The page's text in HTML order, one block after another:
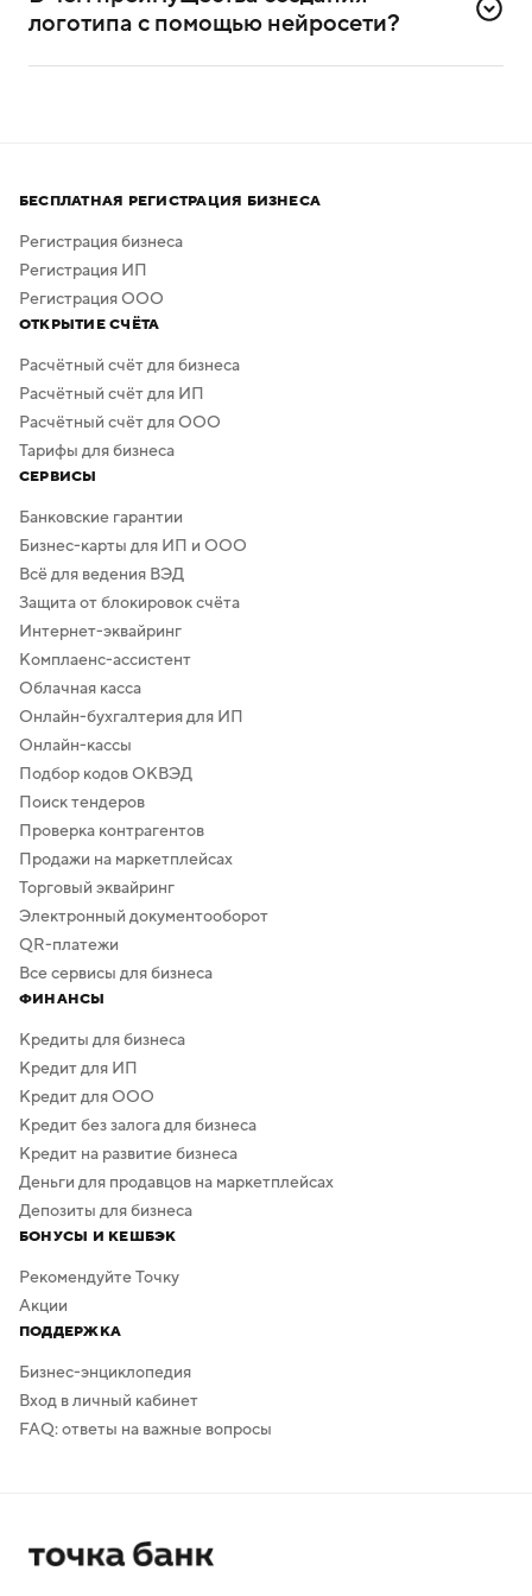
самостоятельного создания логотипов.
логотипа с помощью нейросети?
а скачать результат можно бесплатно в высоком
качестве. Дополнительная обработка не нужна —
в сервисе предусмотрено скачивание логотипа без
фона.
БЕСПЛАТНАЯ РЕГИСТРАЦИЯ БИЗНЕСА
Регистрация бизнеса
Регистрация ИП
Регистрация ООО
ОТКРЫТИЕ СЧЁТА
Расчётный счёт для бизнеса
Расчётный счёт для ИП
Расчётный счёт для ООО
Тарифы для бизнеса
СЕРВИСЫ
Банковские гарантии
Бизнес-карты для ИП и ООО
Всё для ведения ВЭД
Защита от блокировок счёта
Интернет-эквайринг
Комплаенс-ассистент
Облачная касса
Онлайн-бухгалтерия для ИП
Онлайн-кассы
Подбор кодов ОКВЭД
Поиск тендеров
Проверка контрагентов
Продажи на маркетплейсах
Торговый эквайринг
Электронный документооборот
QR-платежи
Все сервисы для бизнеса
ФИНАНСЫ
Кредиты для бизнеса
Кредит для ИП
Кредит для ООО
Кредит без залога для бизнеса
Кредит на развитие бизнеса
Деньги для продавцов на маркетплейсах
Депозиты для бизнеса
БОНУСЫ И КЕШБЭК
Рекомендуйте Точку
Акции
ПОДДЕРЖКА
Бизнес-энциклопедия
Вход в личный кабинет
FAQ: ответы на важные вопросы